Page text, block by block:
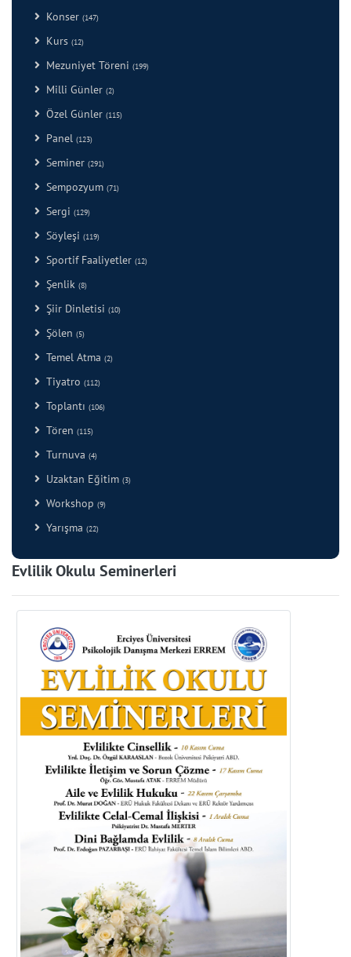
Konser (147)
Kurs (12)
Mezuniyet Töreni (199)
Milli Günler (2)
Özel Günler (115)
Panel (123)
Seminer (291)
Sempozyum (71)
Sergi (129)
Söyleşi (119)
Sportif Faaliyetler (12)
Şenlik (8)
Şiir Dinletisi (10)
Şölen (5)
Temel Atma (2)
Tiyatro (112)
Toplantı (106)
Tören (115)
Turnuva (4)
Uzaktan Eğitim (3)
Workshop (9)
Yarışma (22)
Evlilik Okulu Seminerleri